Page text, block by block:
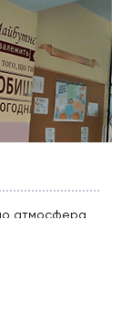
атмосфера